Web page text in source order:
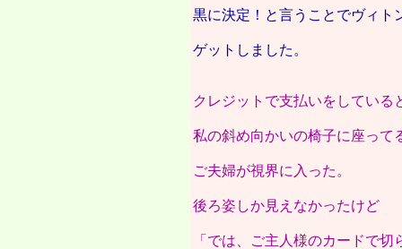
黒に決定！と言うことでヴィト
ゲットしました。
クレジットで支払いをしている
私の斜め向かいの椅子に座って
ご夫婦が視界に入った。
後ろ姿しか見えなかったけど
「では、ご主人様のカードで切